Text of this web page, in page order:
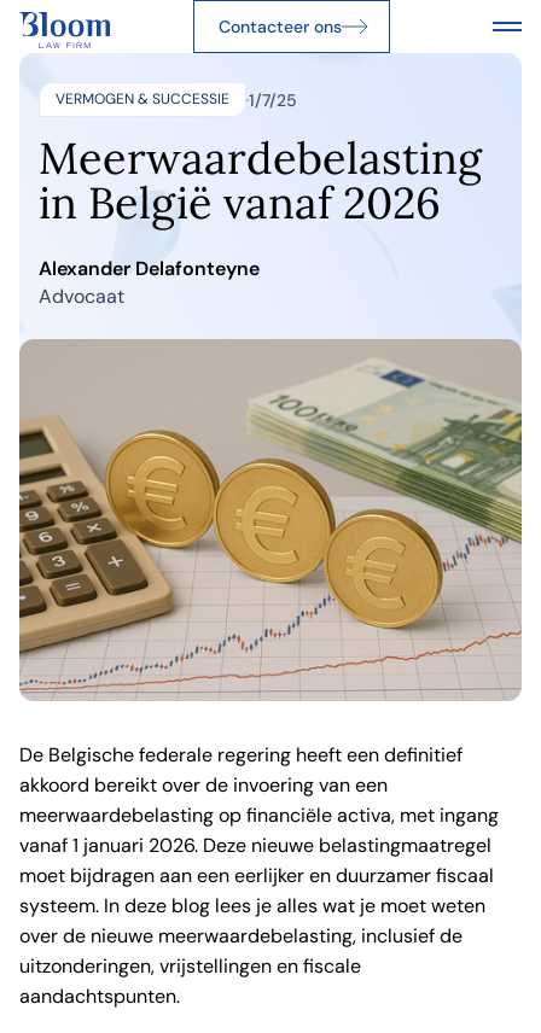
Contacteer ons
VERMOGEN & SUCCESSIE 1/7/25
Meerwaardebelasting
in België vanaf 2026
Alexander Delafonteyne
Advocaat
De Belgische federale regering heeft een definitief
akkoord bereikt over de invoering van een
meerwaardebelasting op financiële activa, met ingang
vanaf 1 januari 2026. Deze nieuwe belastingmaatregel
moet bijdragen aan een eerlijker en duurzamer fiscaal
systeem. In deze blog lees je alles wat je moet weten
over de nieuwe meerwaardebelasting, inclusief de
uitzonderingen, vrijstellingen en fiscale
aandachtspunten.